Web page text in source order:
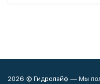
2026 © Гидролайф — Мы